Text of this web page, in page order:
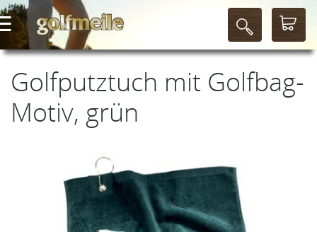
Golfputztuch mit Golfbag-
Motiv, grün